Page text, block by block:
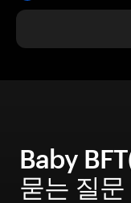
Baby
묻는 질문